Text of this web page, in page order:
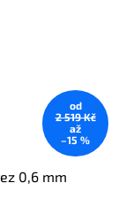
od
2 519 Kč
až
–15 %
0,6 mm